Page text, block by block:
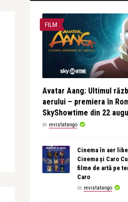
FILM
Avatar Aang: Ultimul
aerului – premiera în
SkyShowtime din 22
de revistatango
Cinema în aer
Cinema și Caro
filme de artă pe
Caro
de revistatango